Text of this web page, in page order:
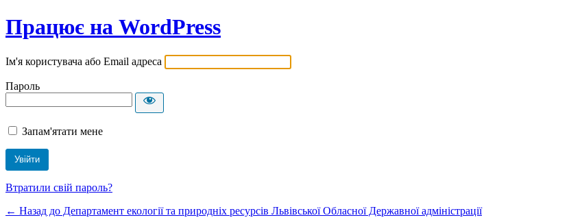
Працює на WordPress
Ім'я користувача або Email адреса
Пароль
Запам'ятати мене
Втратили свій пароль?
← Назад до Департамент екології та природніх ресурсів Львівської Обласної Державної адміністрації